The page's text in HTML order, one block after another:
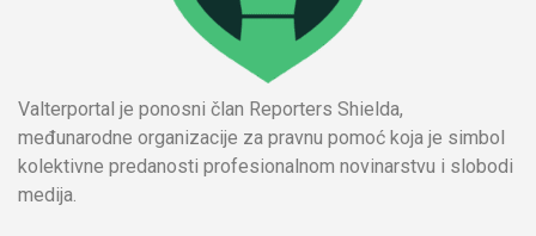
Valterportal je ponosni član Reporters Shielda,
međunarodne organizacije za pravnu pomoć koja je simbol
kolektivne predanosti profesionalnom novinarstvu i slobodi
medija.